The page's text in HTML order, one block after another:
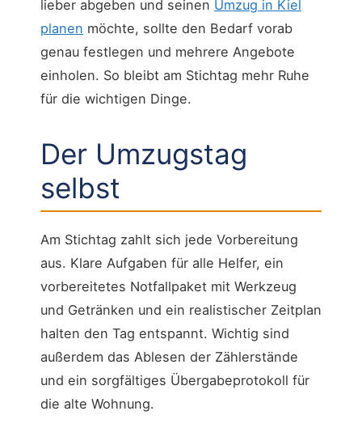
lieber abgeben und seinen Umzug in Kiel
planen möchte, sollte den Bedarf vorab
genau festlegen und mehrere Angebote
einholen. So bleibt am Stichtag mehr Ruhe
für die wichtigen Dinge.
Der Umzugstag
selbst
Am Stichtag zahlt sich jede Vorbereitung
aus. Klare Aufgaben für alle Helfer, ein
vorbereitetes Notfallpaket mit Werkzeug
und Getränken und ein realistischer Zeitplan
halten den Tag entspannt. Wichtig sind
außerdem das Ablesen der Zählerstände
und ein sorgfältiges Übergabeprotokoll für
die alte Wohnung.